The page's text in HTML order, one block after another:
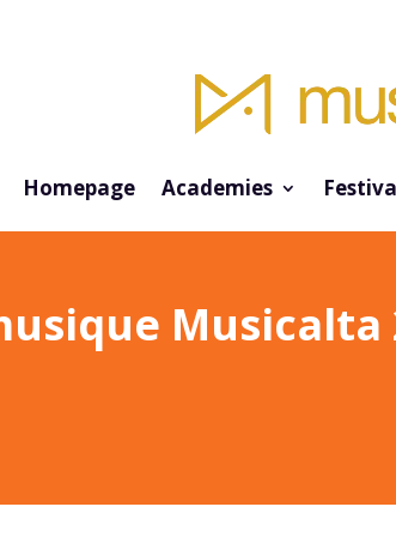
Homepage Academies
Musicalta